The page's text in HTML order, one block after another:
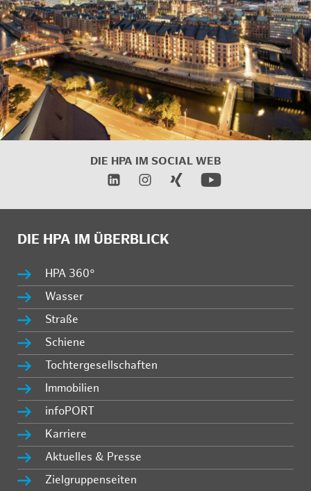
DIE HPA IM SOCIAL WEB
DIE HPA IM ÜBERBLICK
HPA 360°
Wasser
Straße
Schiene
Tochtergesellschaften
Immobilien
infoPORT
Karriere
Aktuelles & Presse
Zielgruppenseiten